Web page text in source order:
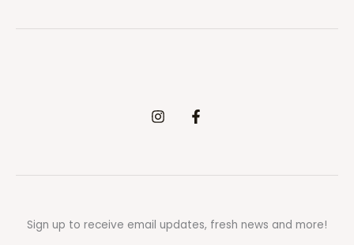
Sign up to receive email updates, fresh news and more!